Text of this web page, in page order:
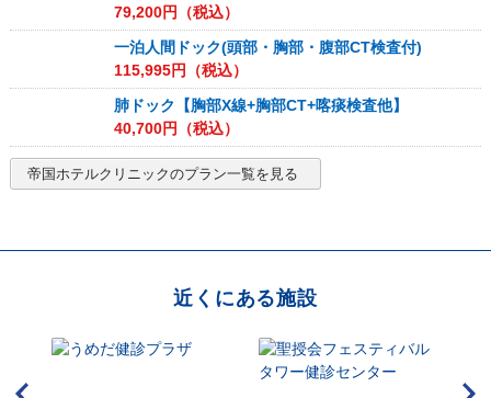
79,200円（税込）
一泊人間ドック(頭部・胸部・腹部CT検査付)
115,995円（税込）
肺ドック【胸部X線+胸部CT+喀痰検査他】
40,700円（税込）
帝国ホテルクリニックのプラン一覧を見る
近くにある施設